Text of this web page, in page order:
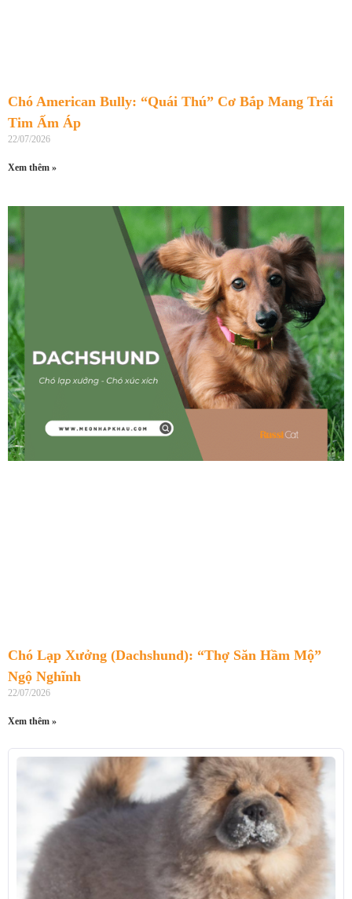
Chó American Bully: “Quái Thú” Cơ Bắp Mang Trái
Tim Ấm Áp
22/07/2026
Xem thêm »
Chó Lạp Xưởng (Dachshund): “Thợ Săn Hầm Mộ”
Ngộ Nghĩnh
22/07/2026
Xem thêm »